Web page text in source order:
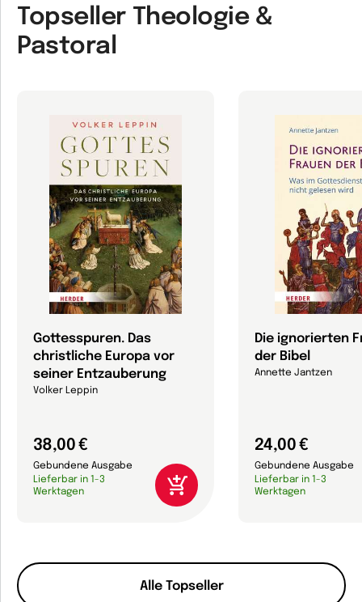
Topseller Theologie &
Pastoral
Alle Topseller
Gottesspuren. Das
christliche Europa vor
seiner Entzauberung
Volker Leppin
38,00 €
Gebundene Ausgabe
Lieferbar in 1-3
Werktagen
Die ignorierten
der Bibel
Annette Jantzen
24,00 €
Gebundene Ausgabe
Lieferbar in 1-3
Werktagen